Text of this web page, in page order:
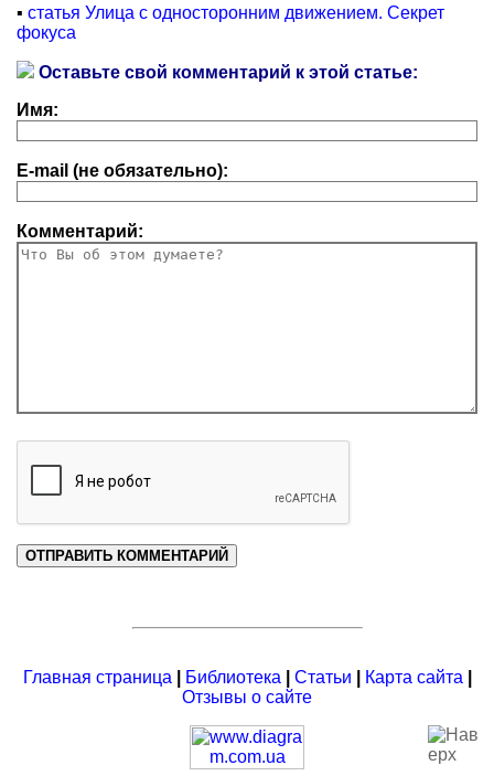
▪ статья Улица с односторонним движением. Секрет
фокуса
Оставьте свой комментарий к этой статье:
Имя:
E-mail (не обязательно):
Комментарий:
Главная страница Библиотека Статьи Карта сайта
Отзывы о сайте